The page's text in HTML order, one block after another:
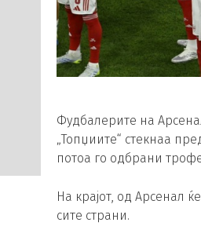
Фудбалерите на
„Топџиите“ стекнаа
потоа го одбрани
На крајот, од Арсенал
сите страни.